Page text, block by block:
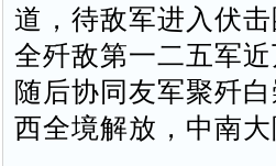
道，待敌军进入伏
全歼敌第一二五军
随后协同友军聚歼
西全境解放，中南大